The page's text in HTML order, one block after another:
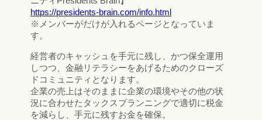
https://presidents-brain.com/info.html
※メンバーがだけが入れるページとなっていま
す。
経営者のキャッシュを手元に残し、かつ保全運用
しつつ、金融リテラシーをあげるためのクローズ
ドコミュニティとなります。
企業の売上はそのままに企業の環境やその他の状
況に合わせたタックスプランニングで適切に税金
を減らし、手元に残すお金を確保。